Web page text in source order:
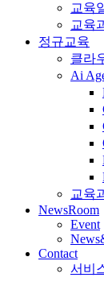
교육
교육
정규교육
클라
Ai
교육
NewsRoom
Event
Contact
서비